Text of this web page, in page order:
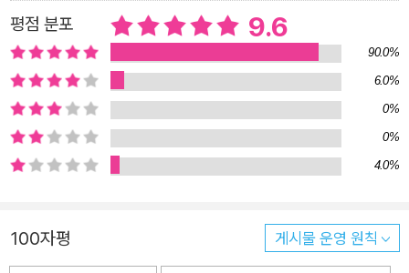
생님 구독자 150만 명의 ‘인생 영어 선생님’으로 회자되는 ‘빨모
쌤(빨간모자쌤)’의 첫 책 『빨모쌤의 라이브 영어회화』가 드디어
출간되었다. 그가 운영하는 〈라이브 아카데미〉는 영어 학습자들
사이에서는 이미 입소문이 자자한, 손꼽히는 유튜브 영어 공부 채
널이다. 가장 유명한 ‘would와 could 올바르게 이해하고 자연스
럽게 사용하는 법’ 영상은 조회 수가 300만이 넘고, 다른 영상들
의 누적 조회 수도 1억 6000만 뷰에 이를 정도로 사람들의 참여
앙스 차이까지 놓치지 않는 섬세하고 디테일한 설명 빨모쌤의 가
평점 분포 9.6
90.0%
6.0%
0%
0%
4.0%
100자평 게시물 운영 원칙